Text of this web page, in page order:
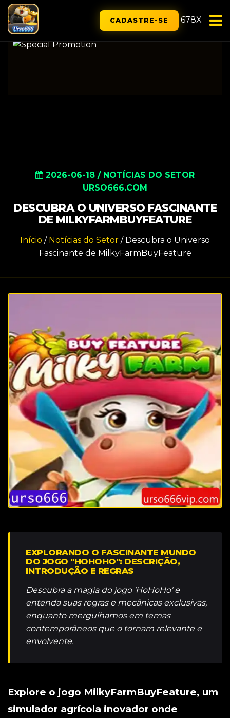
CADASTRE-SE 678X
2026-06-18 / NOTÍCIAS DO SETOR
URSO666.COM
DESCUBRA O UNIVERSO FASCINANTE
DE MILKYFARMBUYFEATURE
Início / Notícias do Setor / Descubra o Universo
Fascinante de MilkyFarmBuyFeature
EXPLORANDO O FASCINANTE MUNDO
DO JOGO "HOHOHO": DESCRIÇÃO,
INTRODUÇÃO E REGRAS
Descubra a magia do jogo 'HoHoHo' e
entenda suas regras e mecânicas exclusivas,
enquanto mergulhamos em temas
contemporâneos que o tornam relevante e
envolvente.
Explore o jogo MilkyFarmBuyFeature, um
simulador agrícola inovador onde